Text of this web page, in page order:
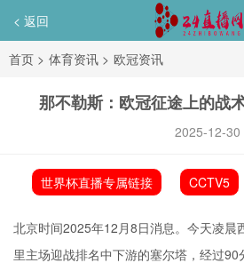
< 返回
首页 > 体育资讯 > 欧冠资讯
那不勒斯：欧冠征途上的战
2025-12-30
世界杯直播专属链接 CCTV5
北京时间2025年12月8日消息。今天凌晨
里主场迎战排名中下游的塞尔塔 ，经过